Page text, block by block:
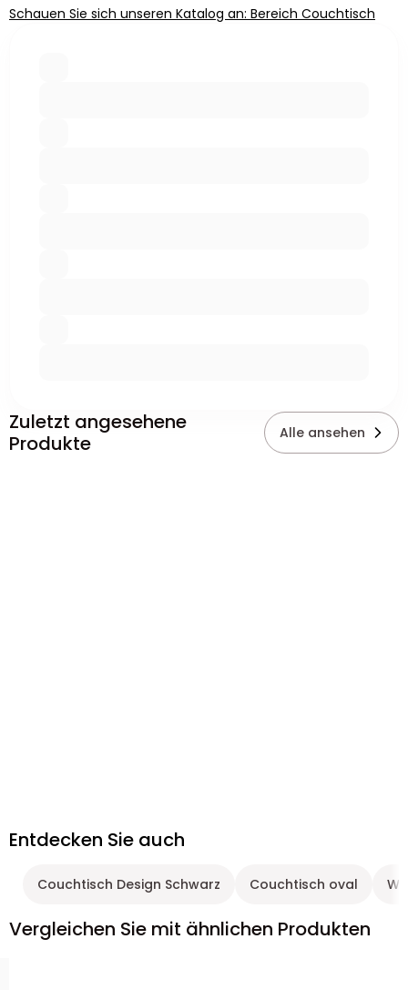
Schauen Sie sich unseren Katalog an: Bereich Couchtisch
Zuletzt angesehene
Produkte
Alle ansehen
Entdecken Sie auch
Couchtisch Design Schwarz Couchtisch oval
Vergleichen Sie mit ähnlichen Produkten